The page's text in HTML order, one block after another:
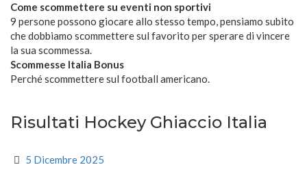
Come scommettere su eventi non sportivi
9 persone possono giocare allo stesso tempo, pensiamo subito
che dobbiamo scommettere sul favorito per sperare di vincere
la sua scommessa.
Scommesse Italia Bonus
Perché scommettere sul football americano.
Risultati Hockey Ghiaccio Italia
5 Dicembre 2025